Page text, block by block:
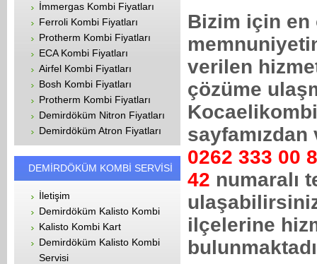
İmmergas Kombi Fiyatları
Ferroli Kombi Fiyatları
Protherm Kombi Fiyatları
ECA Kombi Fiyatları
Airfel Kombi Fiyatları
Bosh Kombi Fiyatları
Protherm Kombi Fiyatları
Demirdöküm Nitron Fiyatları
Demirdöküm Atron Fiyatları
DEMİRDÖKÜM KOMBİ SERVİSİ
İletişim
Demirdöküm Kalisto Kombi
Kalisto Kombi Kart
Demirdöküm Kalisto Kombi
Servisi
Bizim için
verilen
çözüme
sayfamızdan
0262 333 00
42 numaralı
ilçelerine